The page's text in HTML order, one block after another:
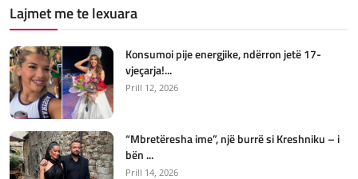
Lajmet me te lexuara
Konsumoi pije energjike, ndërron jetë 17-
vjeçarja!...
Prill 12, 2026
“Mbretëresha ime”, një burrë si Kreshniku – i
bën ...
Prill 14, 2026